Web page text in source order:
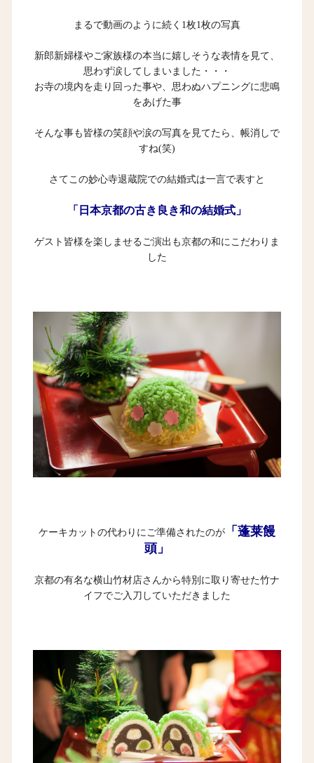
まるで動画のように続く1枚1枚の写真
新郎新婦様やご家族様の本当に嬉しそうな表情を見て、
思わず涙してしまいました・・・
お寺の境内を走り回った事や、思わぬハプニングに悲鳴
をあげた事
そんな事も皆様の笑顔や涙の写真を見てたら、帳消しで
すね(笑)
さてこの妙心寺退蔵院での結婚式は一言で表すと
「日本京都の古き良き和の結婚式」
ゲスト皆様を楽しませるご演出も京都の和にこだわりま
した
ケーキカットの代わりにご準備されたのが
「蓬莱饅
頭」
京都の有名な横山竹材店さんから特別に取り寄せた竹ナ
イフでご入刀していただきました